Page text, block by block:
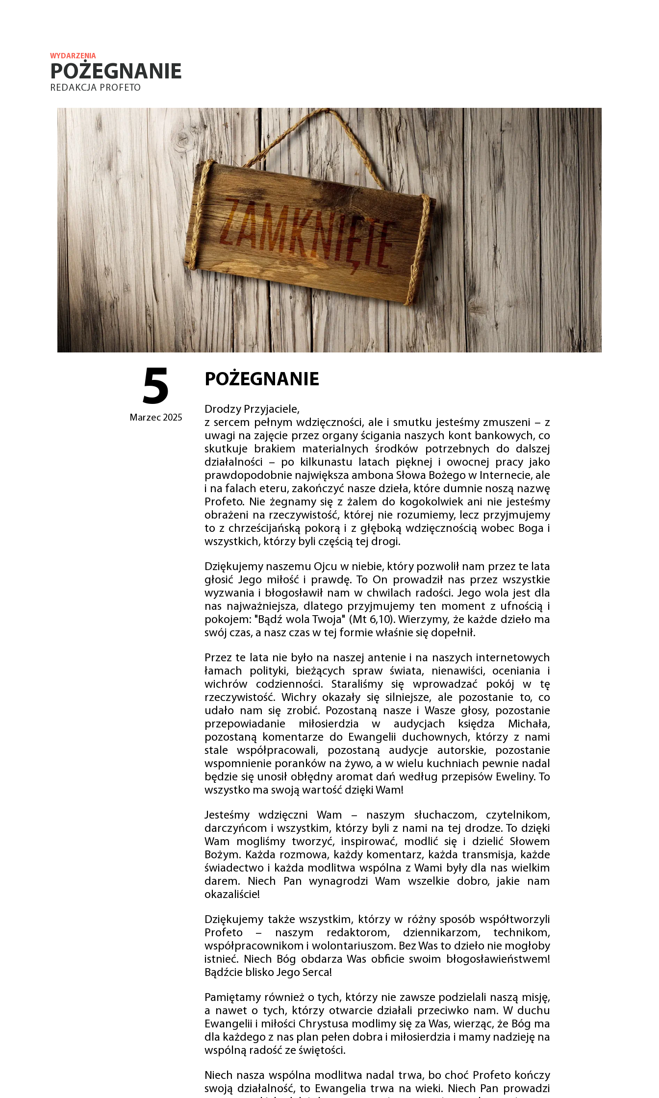
WYDARZENIA
POŻEGNANIE
REDAKCJA PROFETO
5
Marzec 2025
POŻEGNANIE
Drodzy Przyjaciele,
z sercem pełnym wdzięczności, ale i smutku jesteśmy zmuszeni – z
uwagi na zajęcie przez organy ścigania naszych kont bankowych, co
skutkuje brakiem materialnych środków potrzebnych do dalszej
działalności – po kilkunastu latach pięknej i owocnej pracy jako
prawdopodobnie największa ambona Słowa Bożego w Internecie, ale
i na falach eteru, zakończyć nasze dzieła, które dumnie noszą nazwę
Profeto. Nie żegnamy się z żalem do kogokolwiek ani nie jesteśmy
obrażeni na rzeczywistość, której nie rozumiemy, lecz przyjmujemy
to z chrześcijańską pokorą i z głęboką wdzięcznością wobec Boga i
wszystkich, którzy byli częścią tej drogi.
Dziękujemy naszemu Ojcu w niebie, który pozwolił nam przez te lata
głosić Jego miłość i prawdę. To On prowadził nas przez wszystkie
wyzwania i błogosławił nam w chwilach radości. Jego wola jest dla
nas najważniejsza, dlatego przyjmujemy ten moment z ufnością i
pokojem: "Bądź wola Twoja" (Mt 6,10). Wierzymy, że każde dzieło ma
swój czas, a nasz czas w tej formie właśnie się dopełnił.
Przez te lata nie było na naszej antenie i na naszych internetowych
łamach polityki, bieżących spraw świata, nienawiści, oceniania i
wichrów codzienności. Staraliśmy się wprowadzać pokój w tę
rzeczywistość. Wichry okazały się silniejsze, ale pozostanie to, co
udało nam się zrobić. Pozostaną nasze i Wasze głosy, pozostanie
przepowiadanie miłosierdzia w audycjach księdza Michała,
pozostaną komentarze do Ewangelii duchownych, którzy z nami
stale współpracowali, pozostaną audycje autorskie, pozostanie
wspomnienie poranków na żywo, a w wielu kuchniach pewnie nadal
będzie się unosił obłędny aromat dań według przepisów Eweliny. To
wszystko ma swoją wartość dzięki Wam!
Jesteśmy wdzięczni Wam – naszym słuchaczom, czytelnikom,
darczyńcom i wszystkim, którzy byli z nami na tej drodze. To dzięki
Wam mogliśmy tworzyć, inspirować, modlić się i dzielić Słowem
Bożym. Każda rozmowa, każdy komentarz, każda transmisja, każde
świadectwo i każda modlitwa wspólna z Wami były dla nas wielkim
darem. Niech Pan wynagrodzi Wam wszelkie dobro, jakie nam
okazaliście!
Dziękujemy także wszystkim, którzy w różny sposób współtworzyli
Profeto – naszym redaktorom, dziennikarzom, technikom,
współpracownikom i wolontariuszom. Bez Was to dzieło nie mogłoby
istnieć. Niech Bóg obdarza Was obficie swoim błogosławieństwem!
Bądźcie blisko Jego Serca!
Pamiętamy również o tych, którzy nie zawsze podzielali naszą misję,
a nawet o tych, którzy otwarcie działali przeciwko nam. W duchu
Ewangelii i miłości Chrystusa modlimy się za Was, wierząc, że Bóg ma
dla każdego z nas plan pełen dobra i miłosierdzia i mamy nadzieję na
wspólną radość ze świętości.
Niech nasza wspólna modlitwa nadal trwa, bo choć Profeto kończy
swoją działalność, to Ewangelia trwa na wieki. Niech Pan prowadzi